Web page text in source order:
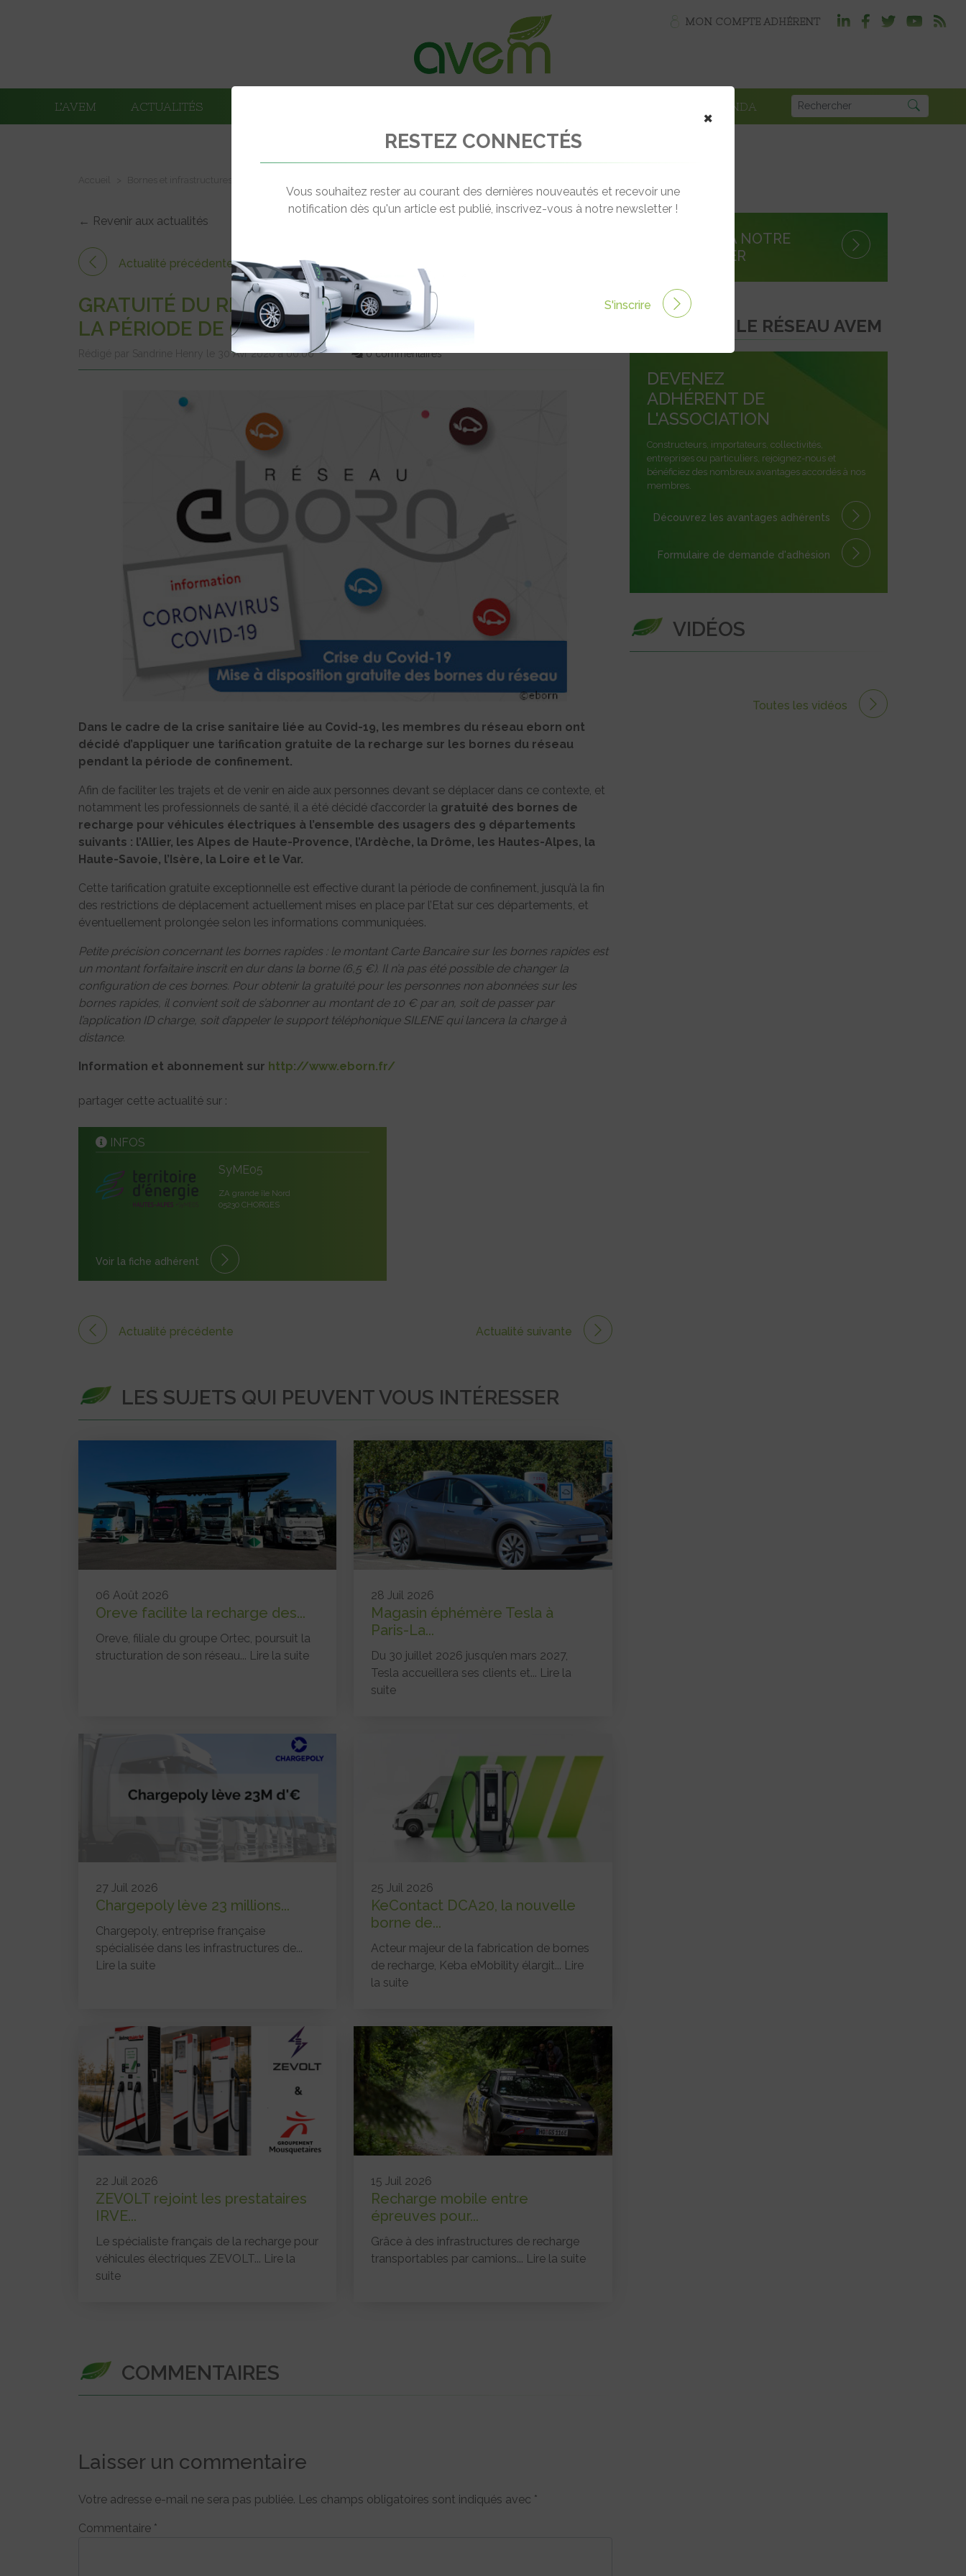
MON COMPTE ADHÉRENT
L’AVEM ACTUALITÉS AGENDA
← Revenir aux actualités
Actualité précédente
GRATUITÉ DU RÉSEAU DE RECHARGE EBORN PENDANT
LA PÉRIODE DE CONFINEMENT
Rédigé par Sandrine Henry le 30 Avr 2020 à 00:00 0 commentaires
Dans le cadre de la crise sanitaire liée au Covid-19, les membres du réseau eborn ont
décidé d’appliquer une tarification gratuite de la recharge sur les bornes du réseau
pendant la période de confinement.
Afin de faciliter les trajets et de venir en aide aux personnes devant se déplacer dans ce contexte, et
notamment les professionnels de santé, il a été décidé d’accorder la gratuité des bornes de
recharge pour véhicules électriques à l’ensemble des usagers des 9 départements
suivants : l’Allier, les Alpes de Haute-Provence, l’Ardèche, la Drôme, les Hautes-Alpes, la
Haute-Savoie, l’Isère, la Loire et le Var.
Cette tarification gratuite exceptionnelle est effective durant la période de confinement, jusqu’à la fin
des restrictions de déplacement actuellement mises en place par l’Etat sur ces départements, et
éventuellement prolongée selon les informations communiquées.
Petite précision concernant les bornes rapides : le montant Carte Bancaire sur les bornes rapides est
un montant forfaitaire inscrit en dur dans la borne (6,5 €). Il n’a pas été possible de changer la
configuration de ces bornes. Pour obtenir la gratuité pour les personnes non abonnées sur les
bornes rapides, il convient soit de s’abonner au montant de 10 € par an, soit de passer par
l’application ID charge, soit d’appeler le support téléphonique SILENE qui lancera la charge à
distance.
Information et abonnement sur http://www.eborn.fr/
partager cette actualité sur :
INFOS
SyME05
ZA grande île Nord
05230 CHORGES
Voir la fiche adhérent
Actualité précédente Actualité suivante
LES SUJETS QUI PEUVENT VOUS INTÉRESSER
06 Août 2026
Oreve facilite la recharge des...
Oreve, filiale du groupe Ortec, poursuit la
structuration de son réseau... Lire la suite
28 Juil 2026
Magasin éphémère Tesla à
Paris-La...
Du 30 juillet 2026 jusqu’en mars 2027,
Tesla accueillera ses clients et... Lire la
suite
27 Juil 2026
Chargepoly lève 23 millions...
Chargepoly, entreprise française
spécialisée dans les infrastructures de...
Lire la suite
25 Juil 2026
KeContact DCA20, la nouvelle
borne de...
Acteur majeur de la fabrication de bornes
de recharge, Keba eMobility élargit... Lire
la suite
22 Juil 2026
ZEVOLT rejoint les prestataires
IRVE...
Le spécialiste français de la recharge pour
véhicules électriques ZEVOLT... Lire la
suite
15 Juil 2026
Recharge mobile entre
épreuves pour...
Grâce à des infrastructures de recharge
transportables par camions... Lire la suite
COMMENTAIRES
Laisser un commentaire
Votre adresse e-mail ne sera pas publiée. Les champs obligatoires sont indiqués avec *
Commentaire *
S'INSCRIRE À NOTRE
NEWSLETTER
REJOINDRE LE RÉSEAU AVEM
DEVENEZ
ADHÉRENT DE
L'ASSOCIATION
Constructeurs, importateurs, collectivités,
entreprises ou particuliers, rejoignez-nous et
bénéficiez des nombreux avantages accordés à nos
membres.
Découvrez les avantages adhérents
Formulaire de demande d'adhésion
VIDÉOS
Toutes les vidéos
×
RESTEZ CONNECTÉS
Vous souhaitez rester au courant des dernières nouveautés et recevoir une
notification dès qu'un article est publié, inscrivez-vous à notre newsletter !
S'inscrire